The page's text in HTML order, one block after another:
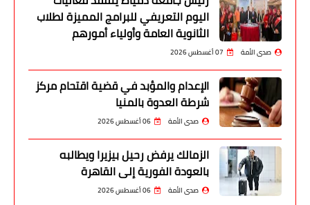
اليوم التعريفي للبرامج المميزة لطلاب
الثانوية العامة وأولياء أمورهم
صدى الأمة 07 أغسطس 2026
الإعدام والمؤبد في قضية اقتحام مركز
شرطة العدوة بالمنيا
صدى الأمة 06 أغسطس 2026
الزمالك يرفض رحيل بيزيرا ويطالبه
بالعودة الفورية إلى القاهرة
صدى الأمة 06 أغسطس 2026